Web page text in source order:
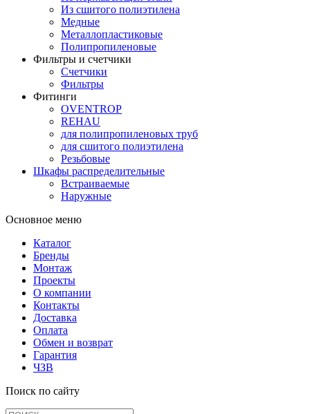
Из сшитого полиэтилена
Медные
Металлопластиковые
Полипропиленовые
Фильтры и счетчики
Счетчики
Фильтры
Фитинги
OVENTROP
REHAU
для полипропиленовых труб
для сшитого полиэтилена
Резьбовые
Шкафы распределительные
Встраиваемые
Наружные
Основное меню
Каталог
Бренды
Монтаж
Проекты
О компании
Контакты
Доставка
Оплата
Обмен и возврат
Гарантия
ЧЗВ
Поиск по сайту